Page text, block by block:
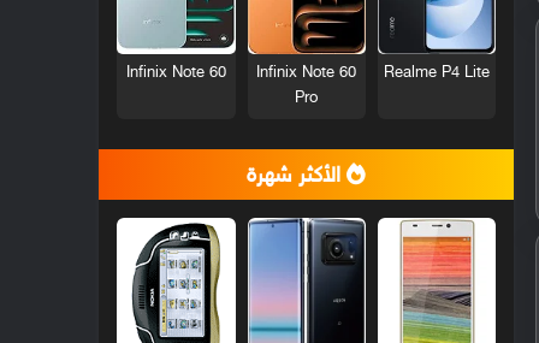
Realme P4 Lite
Infinix Note 60
Pro
Infinix Note 60
الأكثر شهرة